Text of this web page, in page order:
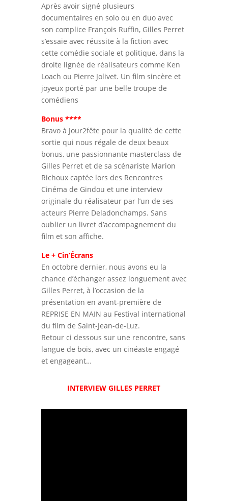
Après avoir signé plusieurs
documentaires en solo ou en duo avec
son complice François Ruffin, Gilles Perret
s’essaie avec réussite à la fiction avec
cette comédie sociale et politique, dans la
droite lignée de réalisateurs comme Ken
Loach ou Pierre Jolivet. Un film sincère et
joyeux porté par une belle troupe de
comédiens
Bonus ****
Bravo à Jour2fête pour la qualité de cette
sortie qui nous régale de deux beaux
bonus, une passionnante masterclass de
Gilles Perret et de sa scénariste Marion
Richoux captée lors des Rencontres
Cinéma de Gindou et une interview
originale du réalisateur par l’un de ses
acteurs Pierre Deladonchamps. Sans
oublier un livret d’accompagnement du
film et son affiche.
Le + Cin’Écrans
En octobre dernier, nous avons eu la
chance d’échanger assez longuement avec
Gilles Perret, à l’occasion de la
présentation en avant-première de
REPRISE EN MAIN au Festival international
du film de Saint-Jean-de-Luz.
Retour ci dessous sur une rencontre, sans
langue de bois, avec un cinéaste engagé
et engageant…
INTERVIEW GILLES PERRET